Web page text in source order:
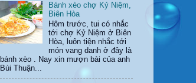
Bánh xèo chợ Kỷ Niệm,
Biên Hòa
Hôm trước, tui có nhắc
tới chợ Kỷ Niệm ở Biên
Hòa, luôn tiện nhắc tới
món vang danh ở đây là
bánh xèo . Nay xin mượn bài của anh
Bùi Thuận...